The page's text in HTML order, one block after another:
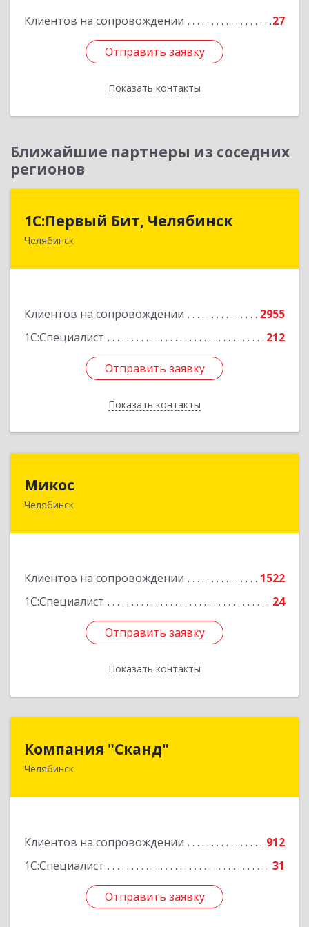
Клиентов на сопровождении 27
Отправить заявку
Показать контакты
Подробнее
Отправить заявку
Назад
Ближайшие партнеры из соседних
регионов
1С:Первый Бит, Челябинск
Челябинск
Клиентов на сопровождении
2955
1С:Специалист
212
Отправить заявку
Показать контакты
1С:Первый Бит, Челябинск
Отправить заявку
Назад
Микос
Челябинск
Клиентов на сопровождении
1522
1С:Специалист
24
Отправить заявку
Показать контакты
Отправить заявку
Назад
Компания "Сканд"
Челябинск
Клиентов на сопровождении
912
1С:Специалист
31
Отправить заявку
Отправить заявку